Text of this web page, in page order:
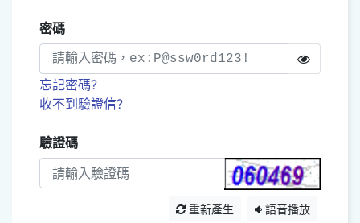
密碼
忘記密碼?
收不到驗證信?
驗證碼
重新產生 語音播放